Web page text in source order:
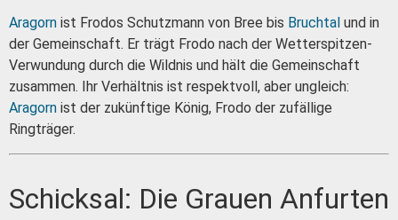
Aragorn ist Frodos Schutzmann von Bree bis Bruchtal und in
der Gemeinschaft. Er trägt Frodo nach der Wetterspitzen-
Verwundung durch die Wildnis und hält die Gemeinschaft
zusammen. Ihr Verhältnis ist respektvoll, aber ungleich:
Aragorn ist der zukünftige König, Frodo der zufällige
Ringträger.
Schicksal: Die Grauen Anfurten